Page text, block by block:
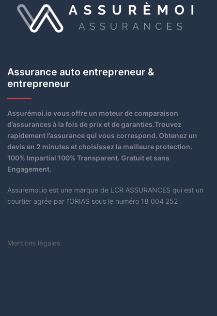
Assurance auto entrepreneur &
entrepreneur
Assurémoi.io vous offre un moteur de comparaison
d’assurances à la fois de prix et de garanties.Trouvez
rapidement l’assurance qui vous correspond. Obtenez un
devis en 2 minutes et choisissez la meilleure protection.
100% Impartial 100% Transparent. Gratuit et sans
Engagement.
Assuremoi.io est une marque de LCR ASSURANCES qui est un
courtier agrée par l’ORIAS sous le numéro 18 004 252
Mentions légales